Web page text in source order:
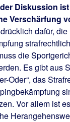
Diskussion
Verschärfung
dafür, die
die
Es gibt aus
Oder“, das
Vor allem ist